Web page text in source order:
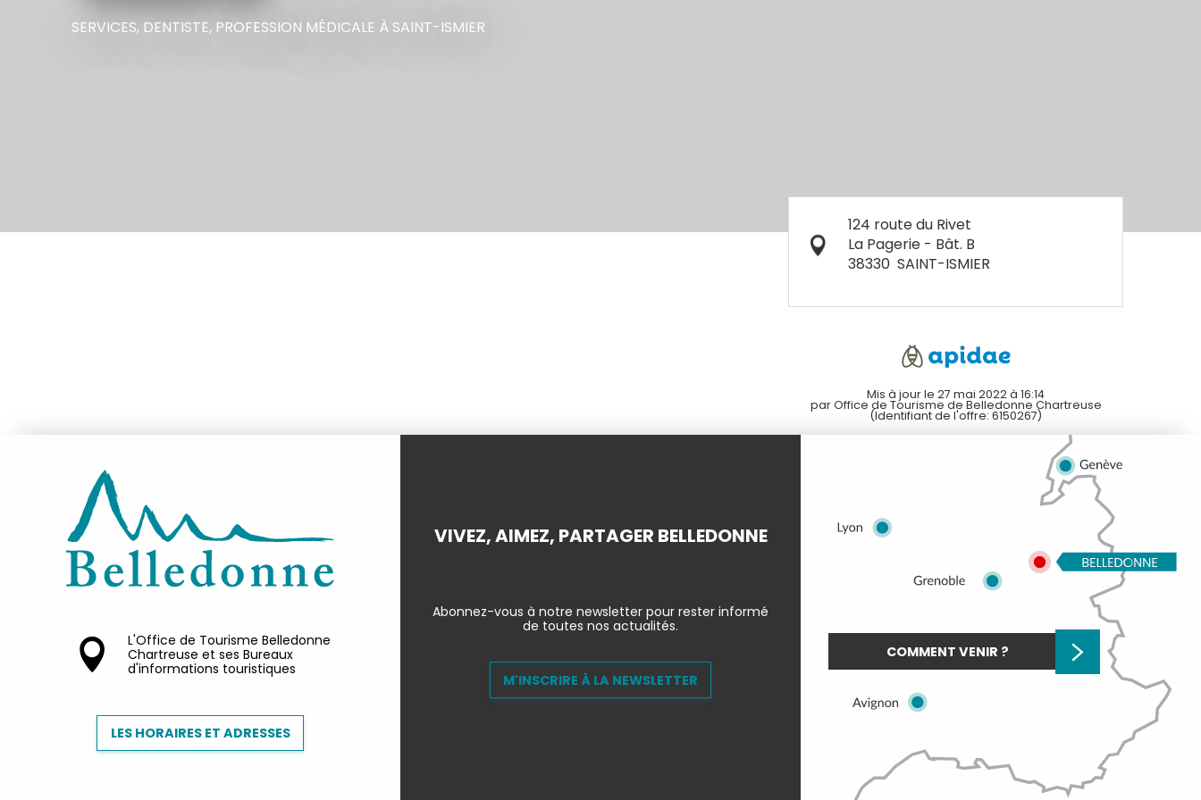
SERVICES, DENTISTE, PROFESSION MÉDICALE À SAINT-ISMIER
124 route du Rivet
La Pagerie - Bât. B
38330 SAINT-ISMIER
Mis à jour le 27 mai 2022 à 16:14
par Office de Tourisme de Belledonne Chartreuse
(Identifiant de l'offre: 6150267)
L'Office de Tourisme Belledonne
Chartreuse et ses Bureaux
d'informations touristiques
LES HORAIRES ET ADRESSES
VIVEZ, AIMEZ, PARTAGER BELLEDONNE
Abonnez-vous à notre newsletter pour rester informé
de toutes nos actualités.
M'INSCRIRE À LA NEWSLETTER
COMMENT VENIR ?